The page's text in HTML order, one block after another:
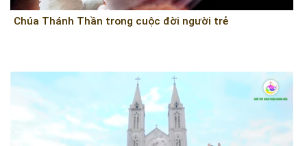
Chúa Thánh Thần trong cuộc đời người trẻ